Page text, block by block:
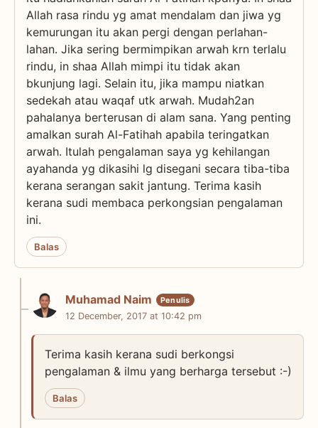
Allah rasa rindu yg amat mendalam dan jiwa yg
kemurungan itu akan pergi dengan perlahan-
lahan. Jika sering bermimpikan arwah krn terlalu
rindu, in shaa Allah mimpi itu tidak akan
bkunjung lagi. Selain itu, jika mampu niatkan
sedekah atau waqaf utk arwah. Mudah2an
pahalanya berterusan di alam sana. Yang penting
amalkan surah Al-Fatihah apabila teringatkan
arwah. Itulah pengalaman saya yg kehilangan
ayahanda yg dikasihi lg disegani secara tiba-tiba
kerana serangan sakit jantung. Terima kasih
kerana sudi membaca perkongsian pengalaman
ini.
Balas
Muhamad Naim
12 December, 2017 at 10:42 pm
Terima kasih kerana sudi berkongsi
pengalaman & ilmu yang berharga tersebut :-)
Balas